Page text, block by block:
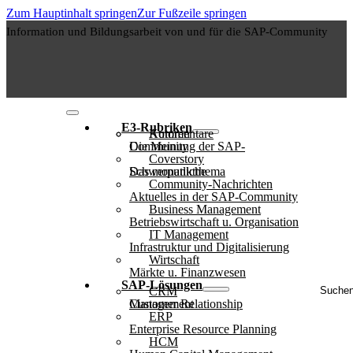
Zum Hauptinhalt springenZur Fußzeile springen
Information und Bildungsarbeit von und für die SAP-Community
E3-Rubriken
Autoren
Kommentare
Die Meinung der SAP-Community
Coverstory
Das monatliche Schwerpunktthema
Community-Nachrichten
Aktuelles in der SAP-Community
Business Management
Betriebswirtschaft u. Organisation
IT Management
Infrastruktur und Digitalisierung
Wirtschaft
Märkte u. Finanzwesen
SAP-Lösungen
CRM
Customer Relationship Management
ERP
Enterprise Resource Planning
HCM
..